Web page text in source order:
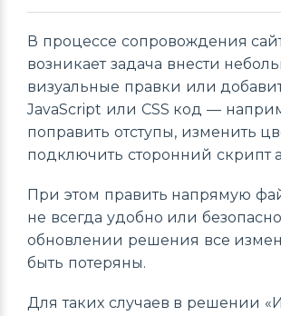
В процессе сопровождения
возникает задача внести
визуальные правки или
JavaScript или CSS код —
поправить отступы, изменить
подключить сторонний скрипт
При этом править напрямую
не всегда удобно или
обновлении решения все
быть потеряны.
Для таких случаев в решении